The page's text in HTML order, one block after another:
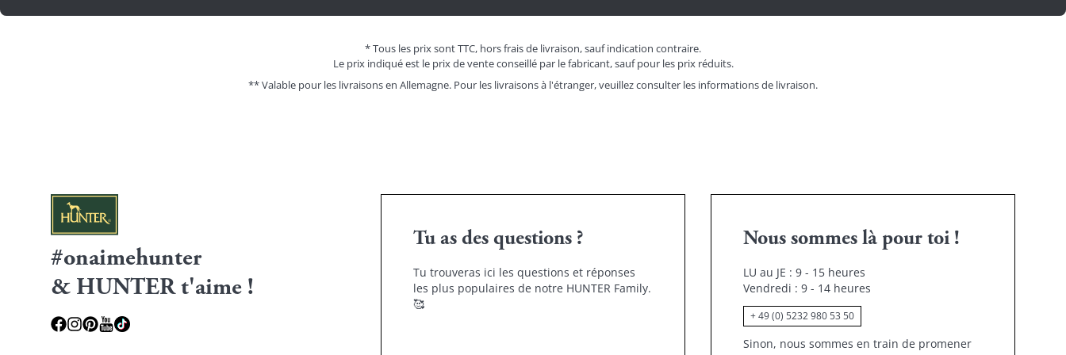
* Tous les prix sont TTC, hors frais de livraison, sauf indication contraire.
Le prix indiqué est le prix de vente conseillé par le fabricant, sauf pour les prix réduits.
** Valable pour les livraisons en Allemagne. Pour les livraisons à l'étranger, veuillez consulter les informations de livraison.
#onaimehunter
& HUNTER t'aime !
Tu as des questions ?
Tu trouveras ici les questions et réponses
les plus populaires de notre HUNTER Family.
🥰
Nous sommes là pour toi !
LU au JE : 9 - 15 heures
Vendredi : 9 - 14 heures
+ 49 (0) 5232 980 53 50
Sinon, nous sommes en train de promener